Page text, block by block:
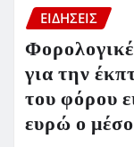
ΕΙΔΗΣΕΙΣ
για την
του φόρου
ευρώ ο